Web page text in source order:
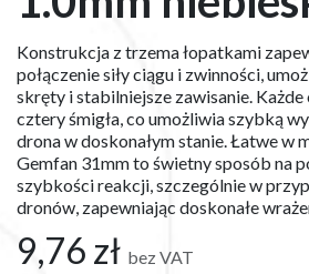
Konstrukcja z trzema łopatkami
połączenie siły ciągu i zwinności,
skręty i stabilniejsze zawisanie.
cztery śmigła, co umożliwia szybką
drona w doskonałym stanie. Łatwe w
Gemfan 31mm to świetny sposób na
szybkości reakcji, szczególnie w
dronów, zapewniając doskonałe
9,76 zł bez VAT